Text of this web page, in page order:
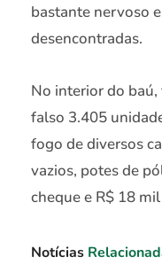
bastante nervoso
desencontradas.
No interior do
falso 3.405
fogo de diversos
vazios, potes de
cheque e R$ 18
Notícias